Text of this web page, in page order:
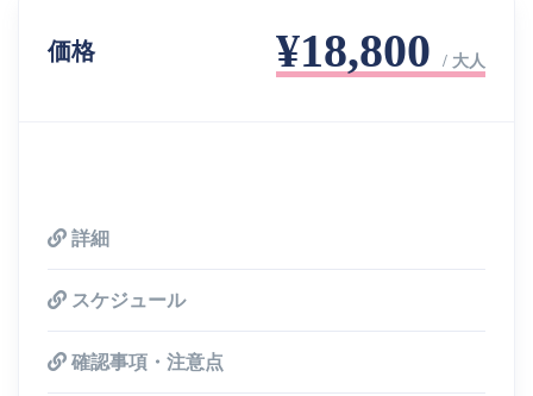
価格 ¥18,800 / 大人
詳細
スケジュール
確認事項・注意点